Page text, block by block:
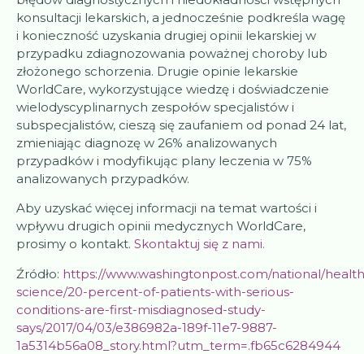
konsultacji lekarskich, a jednocześnie podkreśla wagę
i konieczność uzyskania drugiej opinii lekarskiej w
przypadku zdiagnozowania poważnej choroby lub
złożonego schorzenia. Drugie opinie lekarskie
WorldCare, wykorzystujące wiedzę i doświadczenie
wielodyscyplinarnych zespołów specjalistów i
subspecjalistów, cieszą się zaufaniem od ponad 24 lat,
zmieniając diagnozę w 26% analizowanych
przypadków i modyfikując plany leczenia w 75%
analizowanych przypadków.
Aby uzyskać więcej informacji na temat wartości i
wpływu drugich opinii medycznych WorldCare,
prosimy o kontakt. Skontaktuj się z nami.
Źródło: https://www.washingtonpost.com/national/
science/20-percent-of-patients-with-serious-
conditions-are-first-misdiagnosed-study-
says/2017/04/03/e386982a-189f-11e7-9887-
1a5314b56a08_story.html?utm_term=.fb65c6284944